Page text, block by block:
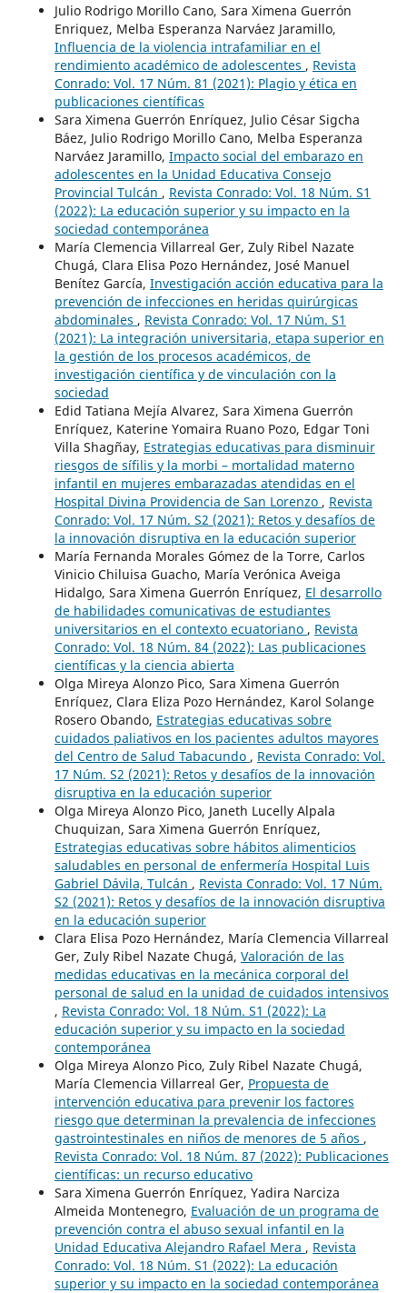
Julio Rodrigo Morillo Cano, Sara Ximena Guerrón
Enriquez, Melba Esperanza Narváez Jaramillo,
Influencia de la violencia intrafamiliar en el
rendimiento académico de adolescentes , Revista
Conrado: Vol. 17 Núm. 81 (2021): Plagio y ética en
publicaciones científicas
Sara Ximena Guerrón Enríquez, Julio César Sigcha
Báez, Julio Rodrigo Morillo Cano, Melba Esperanza
Narváez Jaramillo, Impacto social del embarazo en
adolescentes en la Unidad Educativa Consejo
Provincial Tulcán , Revista Conrado: Vol. 18 Núm. S1
(2022): La educación superior y su impacto en la
sociedad contemporánea
María Clemencia Villarreal Ger, Zuly Ribel Nazate
Chugá, Clara Elisa Pozo Hernández, José Manuel
Benítez García, Investigación acción educativa para la
prevención de infecciones en heridas quirúrgicas
abdominales , Revista Conrado: Vol. 17 Núm. S1
(2021): La integración universitaria, etapa superior en
la gestión de los procesos académicos, de
investigación científica y de vinculación con la
sociedad
Edid Tatiana Mejía Alvarez, Sara Ximena Guerrón
Enríquez, Katerine Yomaira Ruano Pozo, Edgar Toni
Villa Shagñay, Estrategias educativas para disminuir
riesgos de sífilis y la morbi – mortalidad materno
infantil en mujeres embarazadas atendidas en el
Hospital Divina Providencia de San Lorenzo , Revista
Conrado: Vol. 17 Núm. S2 (2021): Retos y desafíos de
la innovación disruptiva en la educación superior
María Fernanda Morales Gómez de la Torre, Carlos
Vinicio Chiluisa Guacho, María Verónica Aveiga
Hidalgo, Sara Ximena Guerrón Enríquez, El desarrollo
de habilidades comunicativas de estudiantes
universitarios en el contexto ecuatoriano , Revista
Conrado: Vol. 18 Núm. 84 (2022): Las publicaciones
científicas y la ciencia abierta
Olga Mireya Alonzo Pico, Sara Ximena Guerrón
Enríquez, Clara Eliza Pozo Hernández, Karol Solange
Rosero Obando, Estrategias educativas sobre
cuidados paliativos en los pacientes adultos mayores
del Centro de Salud Tabacundo , Revista Conrado: Vol.
17 Núm. S2 (2021): Retos y desafíos de la innovación
disruptiva en la educación superior
Olga Mireya Alonzo Pico, Janeth Lucelly Alpala
Chuquizan, Sara Ximena Guerrón Enríquez,
Estrategias educativas sobre hábitos alimenticios
saludables en personal de enfermería Hospital Luis
Gabriel Dávila, Tulcán , Revista Conrado: Vol. 17 Núm.
S2 (2021): Retos y desafíos de la innovación disruptiva
en la educación superior
Clara Elisa Pozo Hernández, María Clemencia Villarreal
Ger, Zuly Ribel Nazate Chugá, Valoración de las
medidas educativas en la mecánica corporal del
personal de salud en la unidad de cuidados intensivos
, Revista Conrado: Vol. 18 Núm. S1 (2022): La
educación superior y su impacto en la sociedad
contemporánea
Olga Mireya Alonzo Pico, Zuly Ribel Nazate Chugá,
María Clemencia Villarreal Ger, Propuesta de
intervención educativa para prevenir los factores
riesgo que determinan la prevalencia de infecciones
gastrointestinales en niños de menores de 5 años ,
Revista Conrado: Vol. 18 Núm. 87 (2022): Publicaciones
científicas: un recurso educativo
Sara Ximena Guerrón Enríquez, Yadira Narciza
Almeida Montenegro, Evaluación de un programa de
prevención contra el abuso sexual infantil en la
Unidad Educativa Alejandro Rafael Mera , Revista
Conrado: Vol. 18 Núm. S1 (2022): La educación
superior y su impacto en la sociedad contemporánea